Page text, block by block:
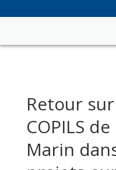
Retour
COPILS
Marin